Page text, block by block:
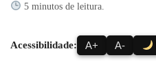
5 minutos de leitura.
Acessibilidade: A+ A-